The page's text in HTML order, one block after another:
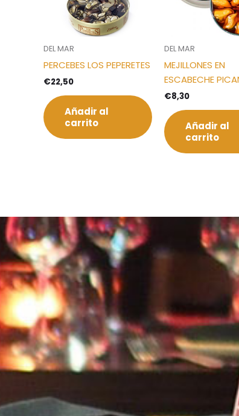
DEL MAR
PERCEBES LOS PEPERETES
€22,50
Añadir al
carrito
DEL MAR
MEJILLONES EN
ESCABECHE
€8,30
Añadir al
carrito